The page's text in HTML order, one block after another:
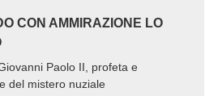
CON AMMIRAZIONE LO
Paolo II, profeta e
del mistero nuziale